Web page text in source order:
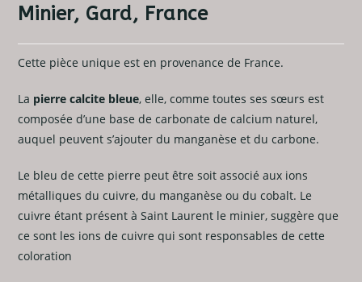
Minier, Gard, France
Cette pièce unique est en provenance de France.
La pierre calcite bleue, elle, comme toutes ses sœurs est
composée d’une base de carbonate de calcium naturel,
auquel peuvent s’ajouter du manganèse et du carbone.
Le bleu de cette pierre peut être soit associé aux ions
métalliques du cuivre, du manganèse ou du cobalt. Le
cuivre étant présent à Saint Laurent le minier, suggère que
ce sont les ions de cuivre qui sont responsables de cette
coloration